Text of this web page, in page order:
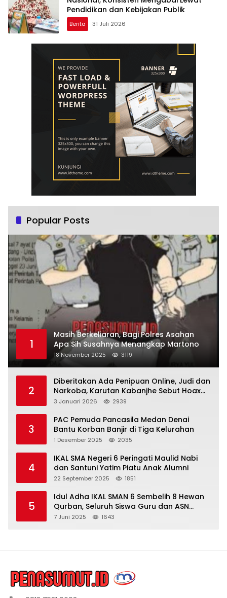
Pendidikan dan Kebijakan Publik
Berita 31 Juli 2026
Popular Posts
1
Masih Berkeliaran, Bagi Polres Asahan
Apa Sih Susahnya Menangkap Martono
18 November 2025 3119
2
Diberitakan Ada Penipuan Online, Judi dan
Narkoba, Karutan Kabanjhe Sebut Hoax
dan Berita Tak Beryanggungjawab
3 Januari 2026 2939
3
PAC Pemuda Pancasila Medan Denai
Bantu Korban Banjir di Tiga Kelurahan
1 Desember 2025 2035
4
IKAL SMA Negeri 6 Peringati Maulid Nabi
dan Santuni Yatim Piatu Anak Alumni
22 September 2025 1851
5
Idul Adha IKAL SMAN 6 Sembelih 8 Hewan
Qurban, Seluruh Siswa Guru dan ASN
Dapat Daging
7 Juni 2025 1643